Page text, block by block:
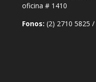
oficina # 1410
Fonos: (2) 2710 5825 /